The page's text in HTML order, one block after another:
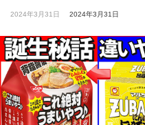
2024年3月31日 2024年3月31日